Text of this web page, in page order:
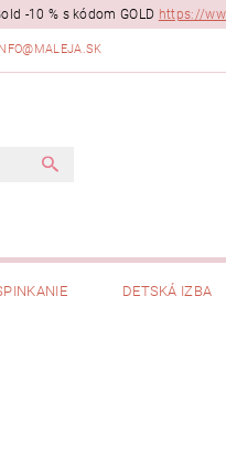
-10 % s kódom GOLD https://
INFO@MALEJA.SK
DETSKÁ IZBA